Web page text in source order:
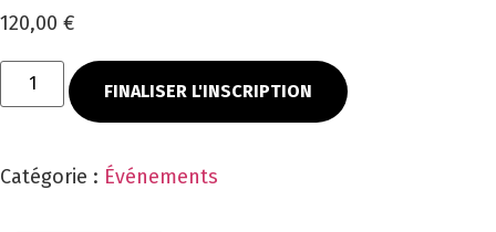
120,00 €
FINALISER L'INSCRIPTION
Catégorie : Événements